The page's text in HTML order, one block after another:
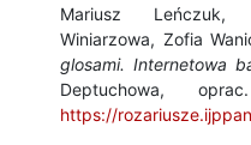
Mariusz Leńczuk,
Winiarzowa, Zofia
glosami. Internetowa
Deptuchowa,
https://